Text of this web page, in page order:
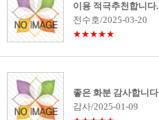
이용 적극추천합니다.
전수호/2025-03-20
★★★★★
좋은 화분 감사합니다
감사/2025-01-09